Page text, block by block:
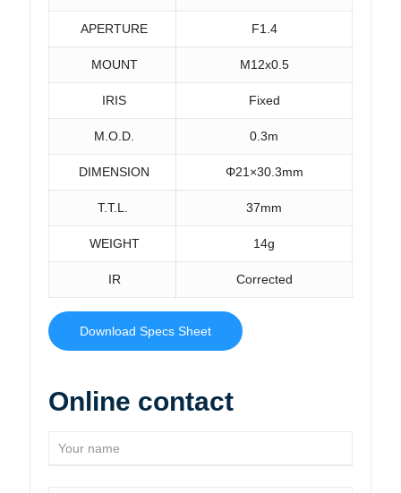
APERTURE F1.4
MOUNT M12x0.5
IRIS Fixed
M.O.D. 0.3m
DIMENSION Φ21×30.3mm
T.T.L. 37mm
WEIGHT 14g
IR Corrected
Download Specs Sheet
Online contact